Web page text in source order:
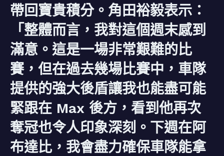
帶回寶貴積分。角田裕毅表示：
「整體而言，我對這個週末感到
滿意。這是一場非常艱難的比
賽，但在過去幾場比賽中，車隊
提供的強大後盾讓我也能盡可能
緊跟在 Max 後方，看到他再次
奪冠也令人印象深刻。下週在阿
布達比，我會盡力確保車隊能拿